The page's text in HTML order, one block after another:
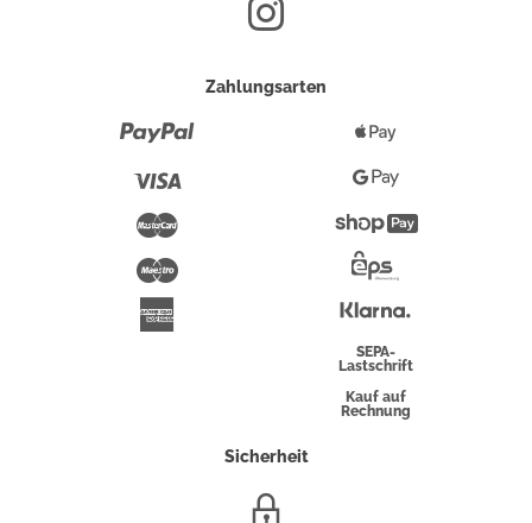
Zahlungsarten
Maestro
Pay
Google
Pay
Überweisung
SEPA-
Lastschrift
Kauf auf
Rechnung
Sicherheit